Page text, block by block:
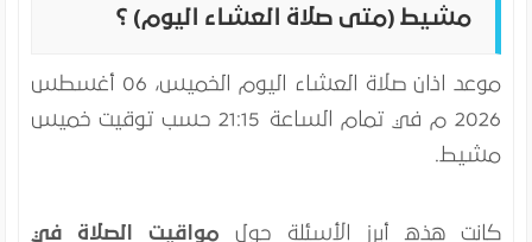
مشيط (متى صلاة العشاء اليوم) ؟
موعد اذان صلاة العشاء اليوم
الخميس، 06 أغسطس
2026 م
في تمام الساعة 21:15 حسب توقيت خميس
مشيط.
كانت هذه أبرز الأسئلة حول مواقيت الصلاة في